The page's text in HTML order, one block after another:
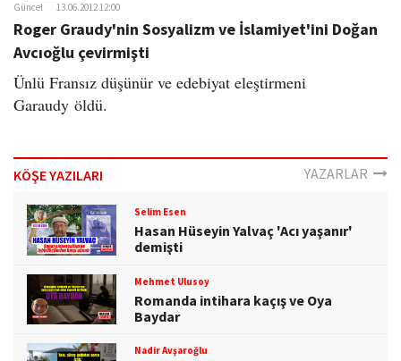
Güncel 13.06.2012 12:00
Roger Graudy'nin Sosyalizm ve İslamiyet'ini Doğan
Avcıoğlu çevirmişti
Ünlü Fransız düşünür ve edebiyat eleştirmeni
Garaudy öldü.
KÖŞE YAZILARI YAZARLAR
Selim Esen
Hasan Hüseyin Yalvaç 'Acı yaşanır'
demişti
Mehmet Ulusoy
Romanda intihara kaçış ve Oya
Baydar
Nadir Avşaroğlu